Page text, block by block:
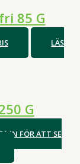
85 G
LÄS
G
IN FÖR ATT SE